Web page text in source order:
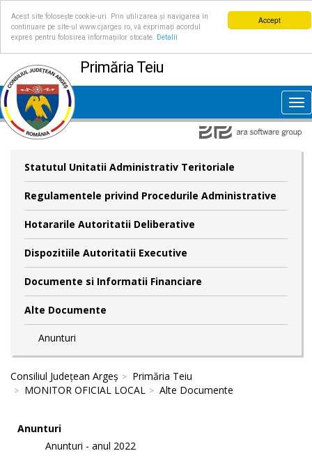
Accept
Acest site folosește cookie-uri. Prin utilizarea și navigarea în
continuare pe site-ul www.cjarges.ro, vă exprimați acordul
expres pentru folosirea informațiilor stocate.
Detalii
Primăria Teiu
Statutul Unitatii Administrativ Teritoriale
Regulamentele privind Procedurile Administrative
Hotararile Autoritatii Deliberative
Dispozitiile Autoritatii Executive
Documente si Informatii Financiare
Alte Documente
Anunturi
Consiliul Județean Argeș
Primăria Teiu
MONITOR OFICIAL LOCAL
Alte Documente
Anunturi
Anunturi - anul 2022